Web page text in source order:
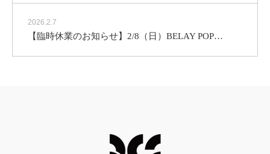
2026.2.7
【臨時休業のお知らせ】2/8（日） BELAY POP…